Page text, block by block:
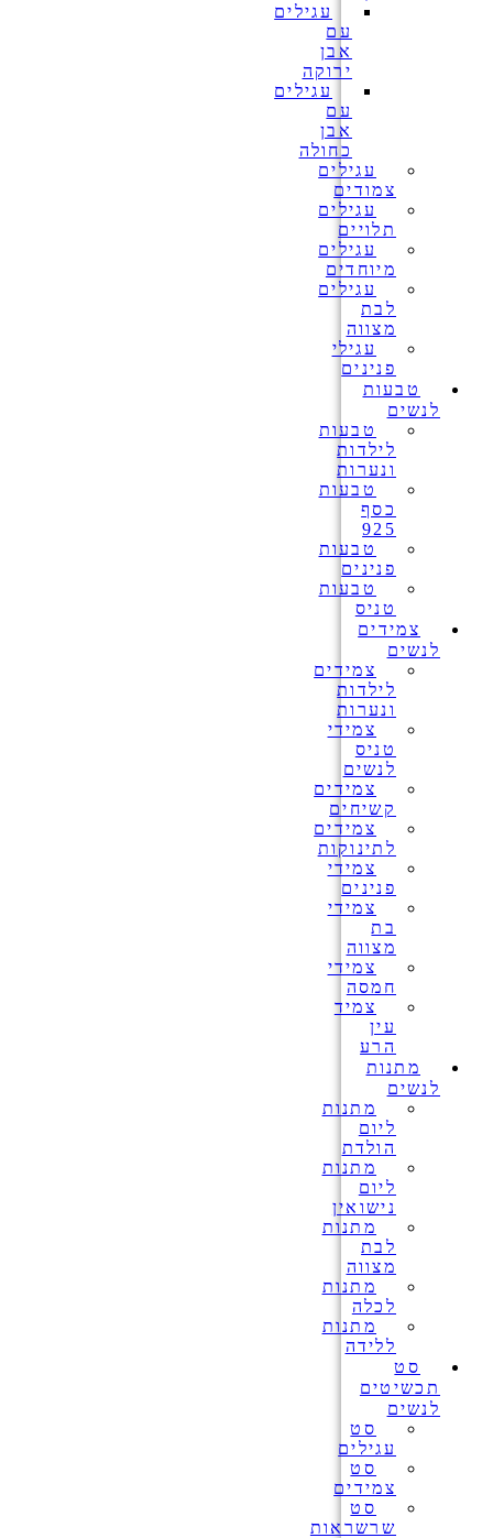
עגילים
עם
אבן
ירוקה
עגילים
עם
אבן
כחולה
עגילים
צמודים
עגילים
תלויים
עגילים
מיוחדים
עגילים
לבת
מצווה
עגילי
פנינים
טבעות
לנשים
טבעות
לילדות
ונערות
טבעות
כסף
925
טבעות
פנינים
טבעות
טניס
צמידים
לנשים
צמידים
לילדות
ונערות
צמידי
טניס
לנשים
צמידים
קשיחים
צמידים
לתינוקות
צמידי
פנינים
צמידי
בת
מצווה
צמידי
חמסה
צמיד
עין
הרע
מתנות
לנשים
מתנות
ליום
הולדת
מתנות
ליום
נישואין
מתנות
לבת
מצווה
מתנות
לכלה
מתנות
ללידה
סט
תכשיטים
לנשים
סט
עגילים
סט
צמידים
סט
שרשראות